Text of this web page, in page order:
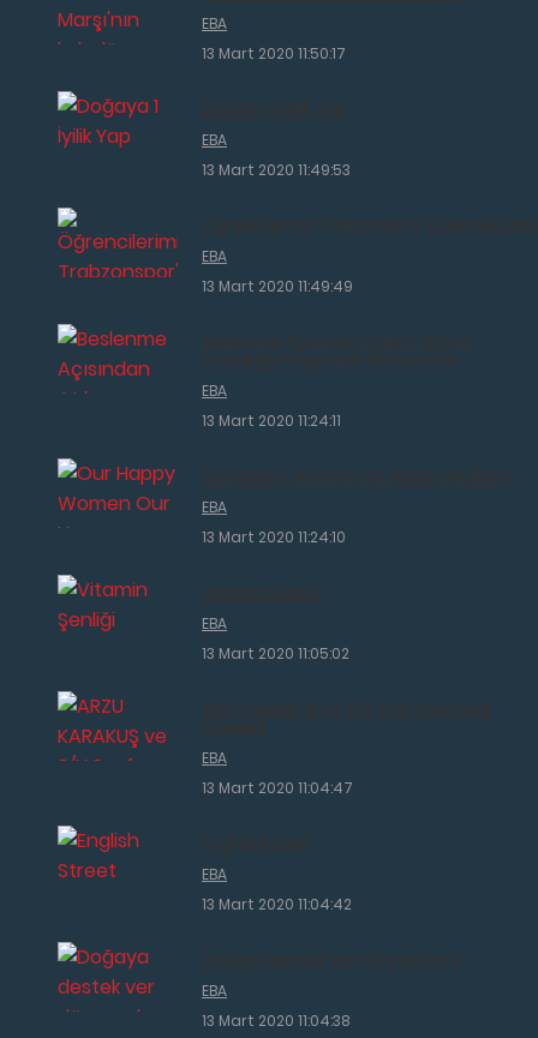
EBA
13 Mart 2020 11:50:17
EBA
13 Mart 2020 11:49:53
EBA
13 Mart 2020 11:49:49
EBA
13 Mart 2020 11:24:11
EBA
13 Mart 2020 11:24:10
EBA
13 Mart 2020 11:05:02
EBA
13 Mart 2020 11:04:47
EBA
13 Mart 2020 11:04:42
EBA
13 Mart 2020 11:04:38